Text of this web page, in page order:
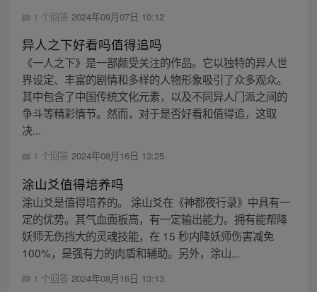
1 个回答 2024年09月07日 10:12
异人之下好看吗值得追吗
《一人之下》是一部颇受关注的作品。它以独特的异人世
界设定、丰富的剧情和多样的人物形象吸引了众多观众。
其中包含了中国传统文化元素，以及不同异人门派之间的
争斗等精彩情节。然而，对于是否好看和值得追，这取
决...
1 个回答 2024年08月16日 13:25
涂山爻值得培养吗
涂山爻是值得培养的。 涂山爻在《神都夜行录》中具有一
定的优势。其气血面板高，有一定输出能力。拥有能帮降
妖师无伤挡大的灵魂技能，在 15 秒内降妖师伤害减免
100%，是强有力的肉盾和辅助。另外，涂山...
1 个回答 2024年08月16日 13:13